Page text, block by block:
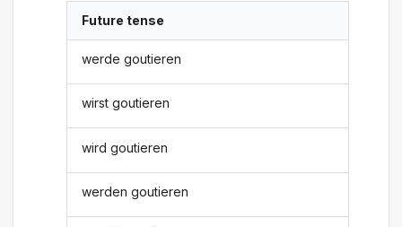
Future tense
werde goutieren
wirst goutieren
wird goutieren
werden goutieren